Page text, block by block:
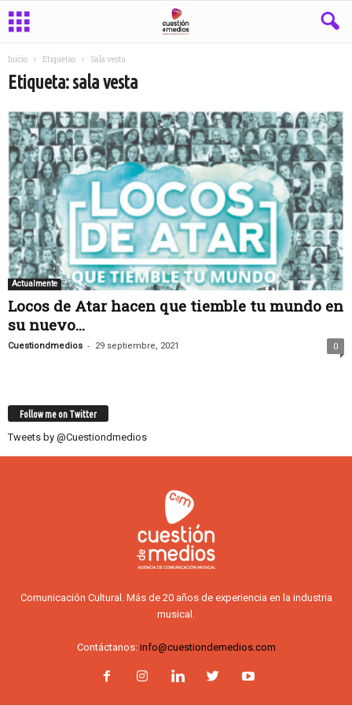
Inicio Etiquetas Sala vesta
Etiqueta: sala vesta
Actualmente
Locos de Atar hacen que tiemble tu mundo en
su nuevo...
Cuestiondmedios - 29 septiembre, 2021 0
Follow me on Twitter
Tweets by @Cuestiondmedios
Comunicación Cultural. Más de 20 años de experiencia en la industria
musical.
Contáctanos: info@cuestiondemedios.com